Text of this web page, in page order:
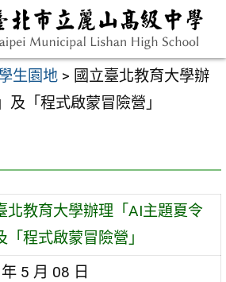
生園地 > 國立臺北教育大學辦
「程式啟蒙冒險營」
北教育大學辦理「AI主題夏令
「程式啟蒙冒險營」
5 月 08 日